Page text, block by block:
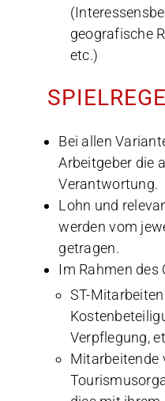
geografische
etc.)
Bei allen
Arbeitgeber die
Verantwortung.
Lohn und
werden vom
getragen.
Im Rahmen des
ST-
Verpflegung,
Mitarbeitende